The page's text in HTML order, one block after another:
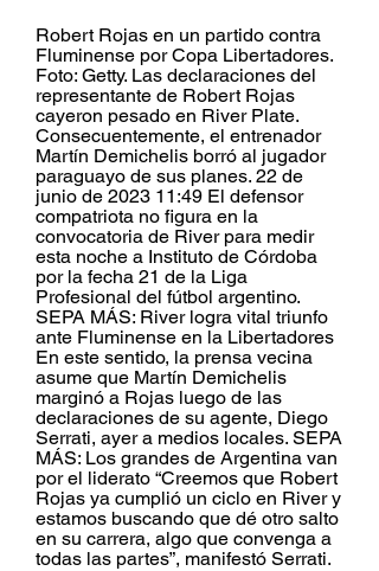
Robert Rojas en un partido contra
Fluminense por Copa Libertadores.
Foto: Getty. Las declaraciones del
representante de Robert Rojas
cayeron pesado en River Plate.
Consecuentemente, el entrenador
Martín Demichelis borró al jugador
paraguayo de sus planes. 22 de
junio de 2023 11:49 El defensor
compatriota no figura en la
convocatoria de River para medir
esta noche a Instituto de Córdoba
por la fecha 21 de la Liga
Profesional del fútbol argentino.
SEPA MÁS: River logra vital triunfo
ante Fluminense en la Libertadores
En este sentido, la prensa vecina
asume que Martín Demichelis
marginó a Rojas luego de las
declaraciones de su agente, Diego
Serrati, ayer a medios locales. SEPA
MÁS: Los grandes de Argentina van
por el liderato “Creemos que Robert
Rojas ya cumplió un ciclo en River y
estamos buscando que dé otro salto
en su carrera, algo que convenga a
todas las partes”, manifestó Serrati.